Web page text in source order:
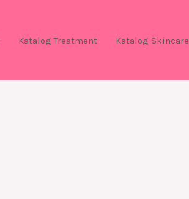
Katalog Treatment Katalog Skincare